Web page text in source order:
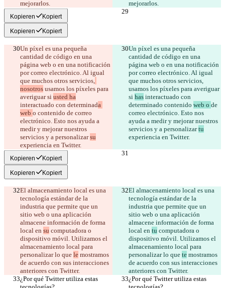
Kopieren Kopiert
Kopieren Kopiert
Un píxel es una pequeña
cantidad de código en una
página web o en una notificación
por correo electrónico. Al igual
que muchos otros servicios,
nosotros usamos los píxeles para
averiguar si usted ha
interactuado con determinada
web o contenido de correo
electrónico. Esto nos ayuda a
medir y mejorar nuestros
servicios y a personalizar su
Un píxel es una pequeña
cantidad de código en una
página web o en una notificación
por correo electrónico. Al igual
que muchos otros servicios,
usamos los píxeles para averiguar
si has interactuado con
determinado contenido web o de
correo electrónico. Esto nos
ayuda a medir y mejorar nuestros
servicios y a personalizar tu
Kopieren Kopiert
Kopieren Kopiert
El almacenamiento local es una
tecnología estándar de la
industria que permite que un
sitio web o una aplicación
almacene información de forma
local en su computadora o
dispositivo móvil. Utilizamos el
almacenamiento local para
personalizar lo que le mostramos
de acuerdo con sus interacciones
El almacenamiento local es una
tecnología estándar de la
industria que permite que un
sitio web o una aplicación
almacene información de forma
local en tu computadora o
dispositivo móvil. Utilizamos el
almacenamiento local para
personalizar lo que te mostramos
de acuerdo con sus interacciones
¿Por qué Twitter utiliza estas
¿Por qué Twitter utiliza estas